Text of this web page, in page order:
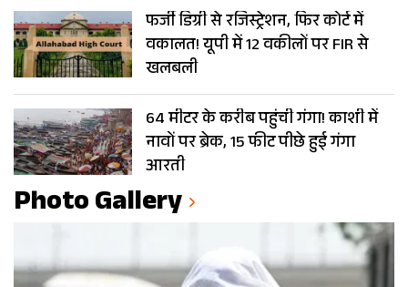
फर्जी डिग्री से रजिस्ट्रेशन, फिर कोर्ट में
वकालत! यूपी में 12 वकीलों पर FIR से
खलबली
64 मीटर के करीब पहुंची गंगा! काशी में
नावों पर ब्रेक, 15 फीट पीछे हुई गंगा
आरती
Photo Gallery